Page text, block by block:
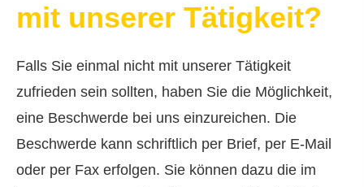
mit unserer Tätigkeit?
Falls Sie einmal nicht mit unserer Tätigkeit
zufrieden sein sollten, haben Sie die Möglichkeit,
eine Beschwerde bei uns einzureichen. Die
Beschwerde kann schriftlich per Brief, per E-Mail
oder per Fax erfolgen. Sie können dazu die im